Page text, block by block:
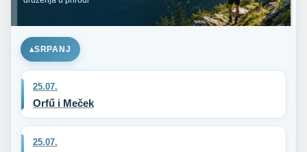
SRPANJ
25.07.
Orfű i Meček
25.07.